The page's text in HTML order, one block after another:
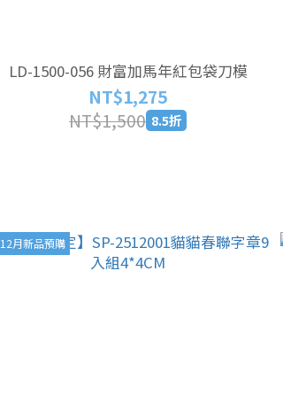
LD-1500-056 財富加馬年紅包袋刀模
NT$1,275
NT$1,500 8.5折
12月新品預購